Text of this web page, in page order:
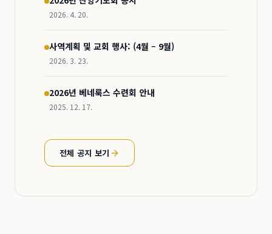
2026. 4. 20.
사역계획 및 교회 행사: (4월 – 9월)
2026. 3. 23.
2026년 베네룩스 수련회 안내
2025. 12. 17.
전체 공지 보기